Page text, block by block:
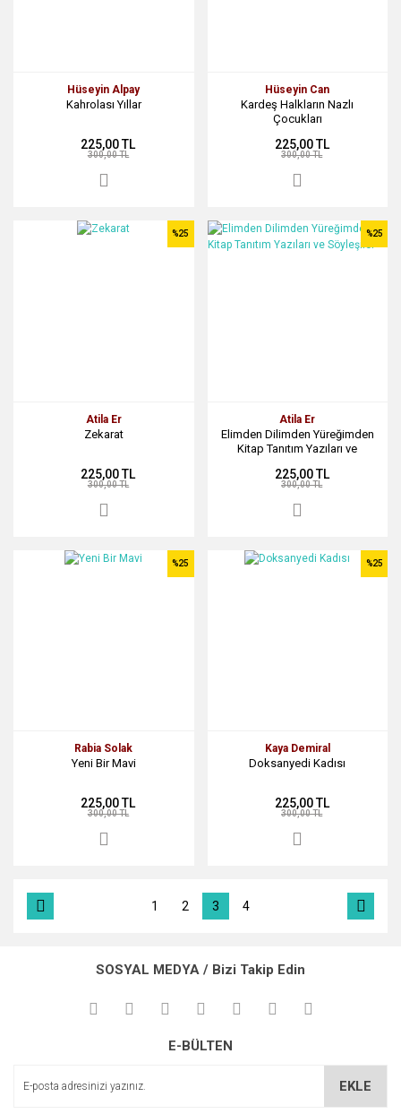
Hüseyin Alpay
Kahrolası Yıllar
225,00 TL
300,00 TL
Hüseyin Can
Kardeş Halkların Nazlı
Çocukları
225,00 TL
300,00 TL
Atila Er
Zekarat
%25
225,00 TL
300,00 TL
Atila Er
Elimden Dilimden Yüreğimden
Kitap Tanıtım Yazıları ve
%25
225,00 TL
300,00 TL
Rabia Solak
Yeni Bir Mavi
%25
225,00 TL
300,00 TL
Kaya Demiral
Doksanyedi Kadısı
%25
225,00 TL
300,00 TL
1 2 3 4
SOSYAL MEDYA / Bizi Takip Edin
E-BÜLTEN
EKLE